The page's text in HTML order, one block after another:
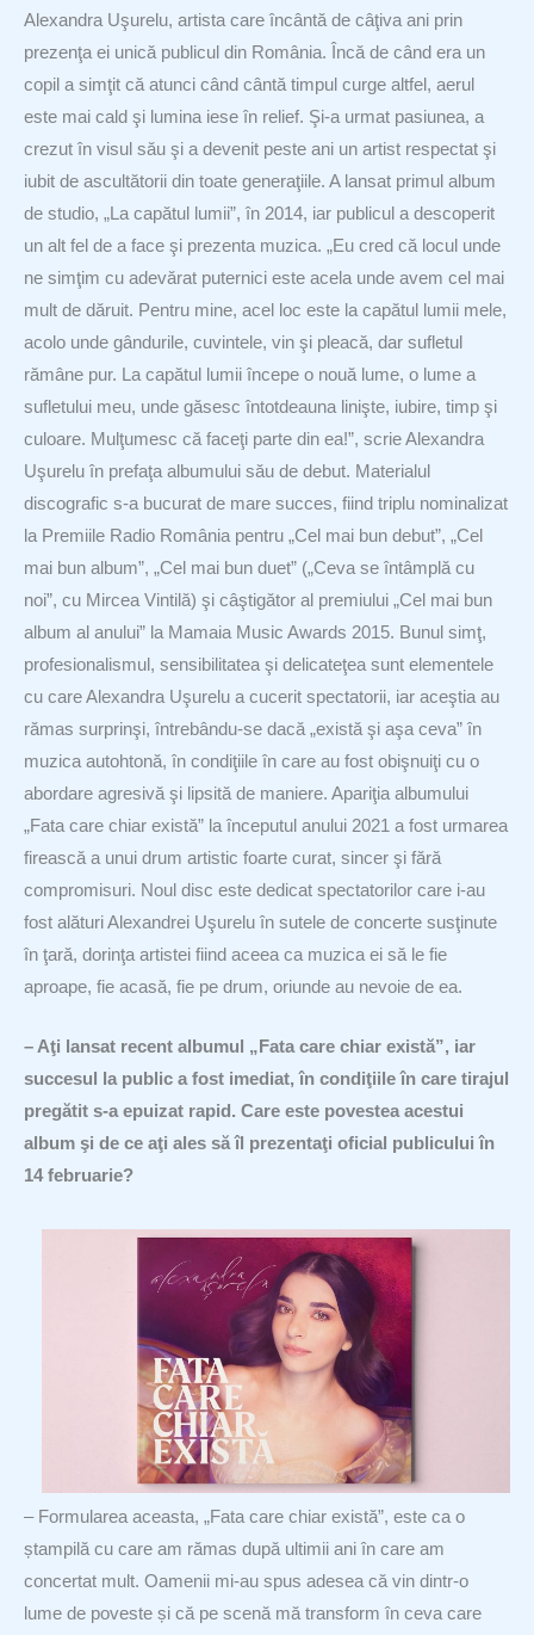
Alexandra Uşurelu, artista care încântă de câţiva ani prin
prezenţa ei unică publicul din România. Încă de când era un
copil a simţit că atunci când cântă timpul curge altfel, aerul
este mai cald şi lumina iese în relief. Şi-a urmat pasiunea, a
crezut în visul său şi a devenit peste ani un artist respectat şi
iubit de ascultătorii din toate generaţiile. A lansat primul album
de studio, „La capătul lumii”, în 2014, iar publicul a descoperit
un alt fel de a face şi prezenta muzica. „Eu cred că locul unde
ne simţim cu adevărat puternici este acela unde avem cel mai
mult de dăruit. Pentru mine, acel loc este la capătul lumii mele,
acolo unde gândurile, cuvintele, vin şi pleacă, dar sufletul
rămâne pur. La capătul lumii începe o nouă lume, o lume a
sufletului meu, unde găsesc întotdeauna linişte, iubire, timp şi
culoare. Mulţumesc că faceţi parte din ea!”, scrie Alexandra
Uşurelu în prefaţa albumului său de debut. Materialul
discografic s-a bucurat de mare succes, fiind triplu nominalizat
la Premiile Radio România pentru „Cel mai bun debut”, „Cel
mai bun album”, „Cel mai bun duet” („Ceva se întâmplă cu
noi”, cu Mircea Vintilă) şi câştigător al premiului „Cel mai bun
album al anului” la Mamaia Music Awards 2015. Bunul simţ,
profesionalismul, sensibilitatea şi delicateţea sunt elementele
cu care Alexandra Uşurelu a cucerit spectatorii, iar aceştia au
rămas surprinşi, întrebându-se dacă „există şi aşa ceva” în
muzica autohtonă, în condiţiile în care au fost obişnuiţi cu o
abordare agresivă şi lipsită de maniere. Apariţia albumului
„Fata care chiar există” la începutul anului 2021 a fost urmarea
firească a unui drum artistic foarte curat, sincer şi fără
compromisuri. Noul disc este dedicat spectatorilor care i-au
fost alături Alexandrei Uşurelu în sutele de concerte susţinute
în ţară, dorinţa artistei fiind aceea ca muzica ei să le fie
aproape, fie acasă, fie pe drum, oriunde au nevoie de ea.
– Aţi lansat recent albumul „Fata care chiar există”, iar
succesul la public a fost imediat, în condiţiile în care tirajul
pregătit s-a epuizat rapid. Care este povestea acestui
album şi de ce aţi ales să îl prezentaţi oficial publicului în
14 februarie?
– Formularea aceasta, „Fata care chiar există”, este ca o
ștampilă cu care am rămas după ultimii ani în care am
concertat mult. Oamenii mi-au spus adesea că vin dintr-o
lume de poveste și că pe scenă mă transform în ceva care